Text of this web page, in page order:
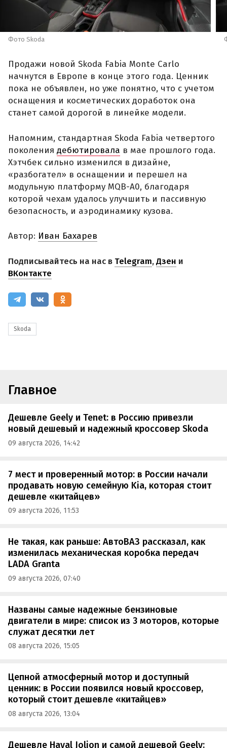
Фото Skoda
Продажи новой Skoda Fabia Monte Carlo
начнутся в Европе в конце этого года. Ценник
пока не объявлен, но уже понятно, что с учетом
оснащения и косметических доработок она
станет самой дорогой в линейке модели.
Напомним, стандартная Skoda Fabia четвертого
поколения дебютировала в мае прошлого года.
Хэтчбек сильно изменился в дизайне,
«разбогател» в оснащении и перешел на
модульную платформу MQB-A0, благодаря
которой чехам удалось улучшить и пассивную
безопасность, и аэродинамику кузова.
Автор: Иван Бахарев
Подписывайтесь на нас в Telegram,Дзен и
ВКонтакте
Skoda
Главное
Дешевле Geely и Tenet: в Россию привезли
новый дешевый и надежный кроссовер Skoda
09 августа 2026, 14:42
7 мест и проверенный мотор: в России начали
продавать новую семейную Kia, которая стоит
дешевле «китайцев»
09 августа 2026, 11:53
Не такая, как раньше: АвтоВАЗ рассказал, как
изменилась механическая коробка передач
LADA Granta
09 августа 2026, 07:40
Названы самые надежные бензиновые
двигатели в мире: список из 3 моторов, которые
служат десятки лет
08 августа 2026, 15:05
Цепной атмосферный мотор и доступный
ценник: в России появился новый кроссовер,
который стоит дешевле «китайцев»
08 августа 2026, 13:04
Дешевле Haval Jolion и самой дешевой Geely: